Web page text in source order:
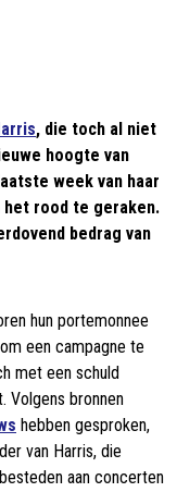
, die toch al niet
hoogte van
week van haar
het rood te geraken.
bedrag van
hun portemonnee
een campagne te
met een schuld
Volgens bronnen
hebben gesproken,
van Harris, die
aan concerten